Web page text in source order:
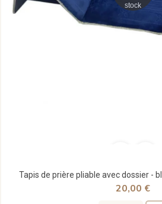
stock
Tapis de prière pliable avec dossier -
20,00 €